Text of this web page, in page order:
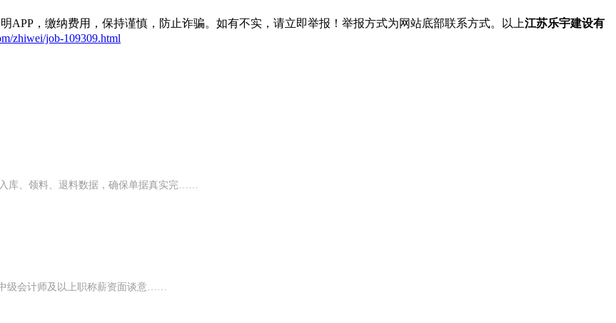
APP，缴纳费用，保持谨慎，防止诈骗。如有不实，请立即举报！举报方式为网站底部联系方式。以上江苏乐宇建设有
zhiwei/job-109309.html
库、领料、退料数据，确保单据真实完……
级会计师及以上职称薪资面谈意……